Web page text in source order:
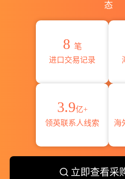
态
8 笔
进口交易记录
3.9亿+
领英联系人线索
海
立即查看采